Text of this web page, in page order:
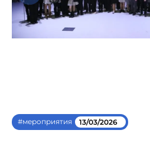
#мероприятия 13/03/2026